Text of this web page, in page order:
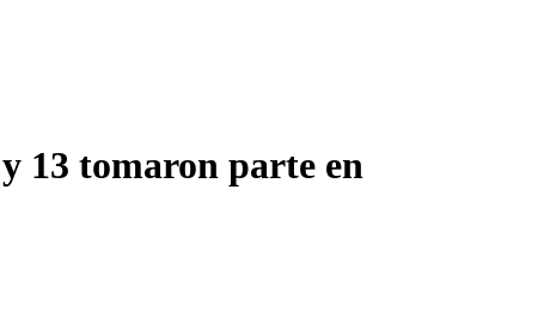
13 tomaron parte en